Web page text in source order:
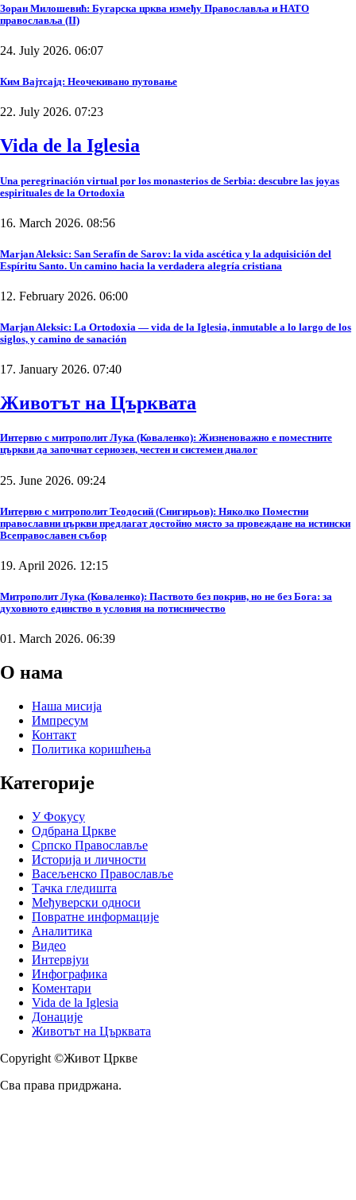
Зоран Милошевић: Бугарска црква између Православља и НАТО
православља (II)
24. July 2026. 06:07
Ким Вајтсајд: Неочекивано путовање
22. July 2026. 07:23
Vida de la Iglesia
Una peregrinación virtual por los monasterios de Serbia: descubre las joyas
espirituales de la Ortodoxia
16. March 2026. 08:56
Marjan Aleksic: San Serafín de Sarov: la vida ascética y la adquisición del
Espíritu Santo. Un camino hacia la verdadera alegría cristiana
12. February 2026. 06:00
Marjan Aleksic: La Ortodoxia — vida de la Iglesia, inmutable a lo largo de los
siglos, y camino de sanación
17. January 2026. 07:40
Животът на Църквата
Интервю с митрополит Лука (Коваленко): Жизненоважно е поместните
църкви да започнат сериозен, честен и системен диалог
25. June 2026. 09:24
Интервю с митрополит Теодосий (Снигирьов): Няколко Поместни
православни църкви предлагат достойно място за провеждане на истински
Всеправославен събор
19. April 2026. 12:15
Митрополит Лука (Коваленко): Паството без покрив, но не без Бога: за
духовното единство в условия на потисничество
01. March 2026. 06:39
О нама
Наша мисија
Импресум
Контакт
Политика коришћења
Категорије
У Фокусу
Одбрана Цркве
Српско Православље
Историја и личности
Васељенско Православље
Тачка гледишта
Међуверски односи
Повратне информације
Аналитика
Видео
Интервјуи
Инфографика
Коментари
Vida de la Iglesia
Донације
Животът на Църквата
Copyright ©Живот Цркве
Сва права придржана.